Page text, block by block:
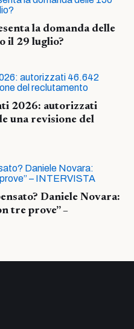
la domanda delle
il 29 luglio?
2026: autorizzati
una revisione del
Daniele Novara:
tre prove” –